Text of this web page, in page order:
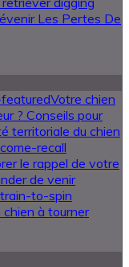
Les Pertes De
Votre chien
? Conseils pour
territoriale du chien
le rappel de votre
de venir
à tourner